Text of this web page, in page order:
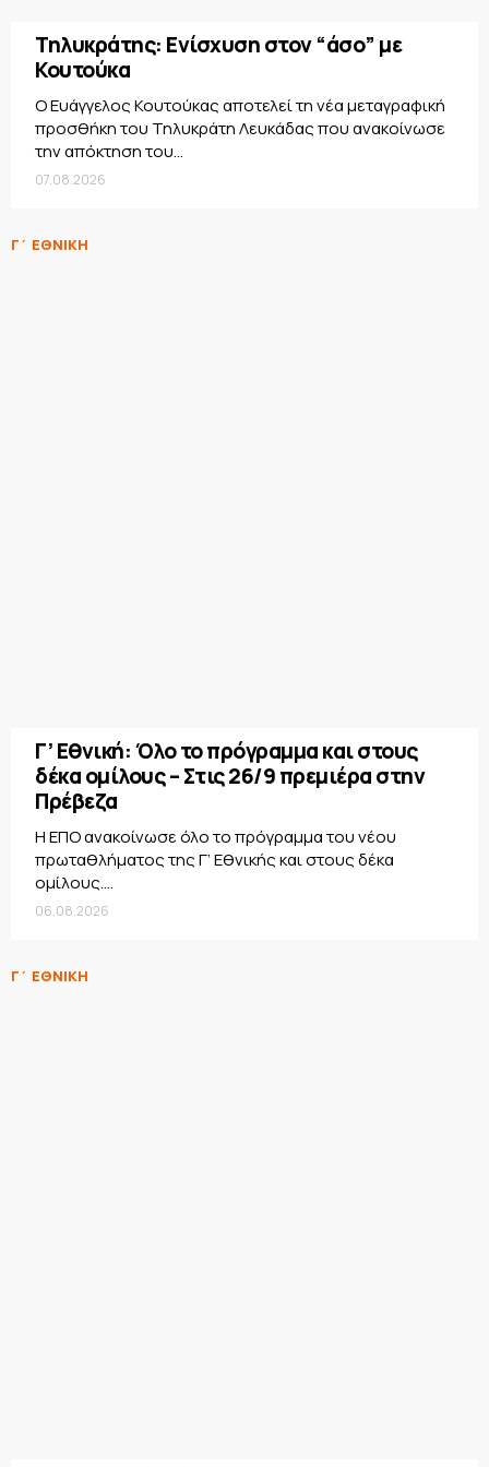
Τηλυκράτης: Ενίσχυση στον “άσο” με
Κουτούκα
Ο Ευάγγελος Κουτούκας αποτελεί τη νέα μεταγραφική
προσθήκη του Τηλυκράτη Λευκάδας που ανακοίνωσε
την απόκτηση του...
07.08.2026
Γ΄ ΕΘΝΙΚΗ
Γ’ Εθνική: Όλο το πρόγραμμα και στους
δέκα ομίλους – Στις 26/9 πρεμιέρα στην
Πρέβεζα
Η ΕΠΟ ανακοίνωσε όλο το πρόγραμμα του νέου
πρωταθλήματος της Γ’ Εθνικής και στους δέκα
ομίλους....
06.08.2026
Γ΄ ΕΘΝΙΚΗ